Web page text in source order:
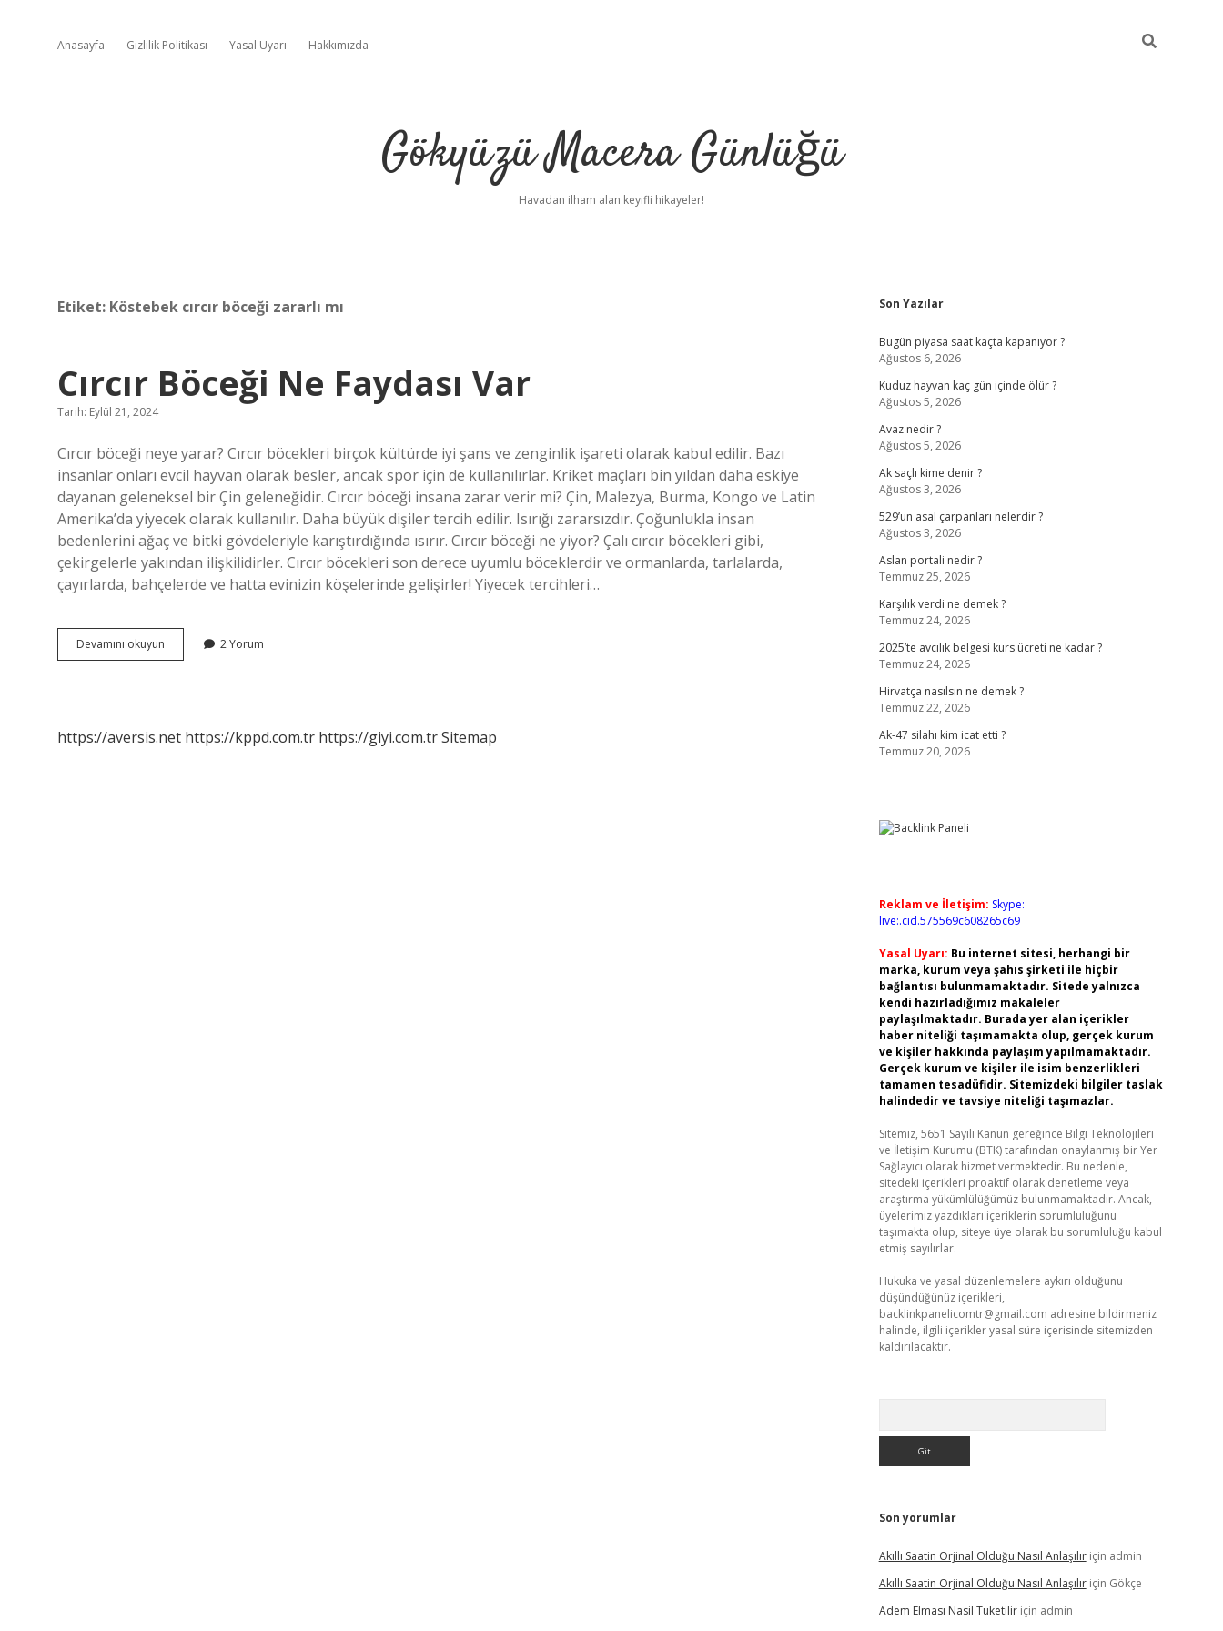
Anasayfa Gizlilik Politikası Yasal Uyarı Hakkımızda
Gökyüzü Macera Günlüğü
Havadan ilham alan keyifli hikayeler!
Etiket: Köstebek cırcır böceği zararlı mı
Cırcır Böceği Ne Faydası Var
Tarih: Eylül 21, 2024
Cırcır böceği neye yarar? Cırcır böcekleri birçok kültürde iyi şans ve zenginlik işareti olarak kabul edilir. Bazı
insanlar onları evcil hayvan olarak besler, ancak spor için de kullanılırlar. Kriket maçları bin yıldan daha eskiye
dayanan geleneksel bir Çin geleneğidir. Cırcır böceği insana zarar verir mi? Çin, Malezya, Burma, Kongo ve Latin
Amerika’da yiyecek olarak kullanılır. Daha büyük dişiler tercih edilir. Isırığı zararsızdır. Çoğunlukla insan
bedenlerini ağaç ve bitki gövdeleriyle karıştırdığında ısırır. Cırcır böceği ne yiyor? Çalı cırcır böcekleri gibi,
çekirgelerle yakından ilişkilidirler. Cırcır böcekleri son derece uyumlu böceklerdir ve ormanlarda, tarlalarda,
çayırlarda, bahçelerde ve hatta evinizin köşelerinde gelişirler! Yiyecek tercihleri…
Devamını okuyun
Böceği
2 Yorum
https://aversis.net https://kppd.com.tr https://giyi.com.trSitemap
Sidebar
Son Yazılar
Bugün piyasa saat kaçta kapanıyor ?
Ağustos 6, 2026
Kuduz hayvan kaç gün içinde ölür ?
Ağustos 5, 2026
Avaz nedir ?
Ağustos 5, 2026
Ak saçlı kime denir ?
Ağustos 3, 2026
529’un asal çarpanları nelerdir ?
Ağustos 3, 2026
Aslan portali nedir ?
Temmuz 25, 2026
Karşılık verdi ne demek ?
Temmuz 24, 2026
2025’te avcılık belgesi kurs ücreti ne kadar ?
Temmuz 24, 2026
Hirvatça nasılsın ne demek ?
Temmuz 22, 2026
Ak-47 silahı kim icat etti ?
Temmuz 20, 2026
Reklam ve İletişim: Skype:
live:.cid.575569c608265c69
Yasal Uyarı: Bu internet sitesi, herhangi bir
marka, kurum veya şahıs şirketi ile hiçbir
bağlantısı bulunmamaktadır. Sitede yalnızca
kendi hazırladığımız makaleler
paylaşılmaktadır. Burada yer alan içerikler
haber niteliği taşımamakta olup, gerçek kurum
ve kişiler hakkında paylaşım yapılmamaktadır.
Gerçek kurum ve kişiler ile isim benzerlikleri
tamamen tesadüfidir. Sitemizdeki bilgiler taslak
halindedir ve tavsiye niteliği taşımazlar.
Sitemiz, 5651 Sayılı Kanun gereğince Bilgi Teknolojileri
ve İletişim Kurumu (BTK) tarafından onaylanmış bir Yer
Sağlayıcı olarak hizmet vermektedir. Bu nedenle,
sitedeki içerikleri proaktif olarak denetleme veya
araştırma yükümlülüğümüz bulunmamaktadır. Ancak,
üyelerimiz yazdıkları içeriklerin sorumluluğunu
taşımakta olup, siteye üye olarak bu sorumluluğu kabul
etmiş sayılırlar.
Hukuka ve yasal düzenlemelere aykırı olduğunu
düşündüğünüz içerikleri,
backlinkpanelicomtr@gmail.com adresine bildirmeniz
halinde, ilgili içerikler yasal süre içerisinde sitemizden
kaldırılacaktır.
Son yorumlar
Akıllı Saatin Orjinal Olduğu Nasıl Anlaşılıriçin admin
Akıllı Saatin Orjinal Olduğu Nasıl Anlaşılıriçin Gökçe
Adem Elması Nasil Tuketiliriçin admin